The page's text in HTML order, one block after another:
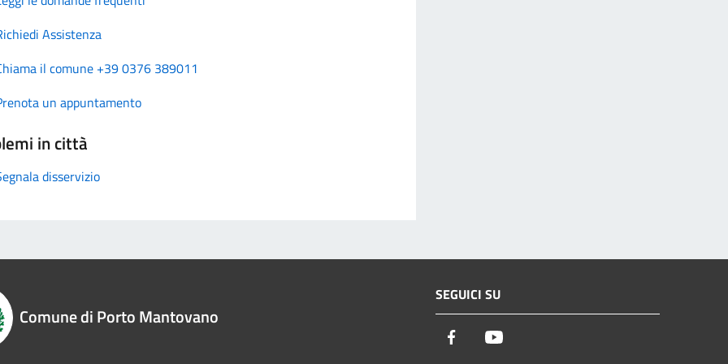
Assistenza
il comune +39 0376 389011
un appuntamento
in città
disservizio
Comune di Porto Mantovano
SEGUICI SU
Facebook